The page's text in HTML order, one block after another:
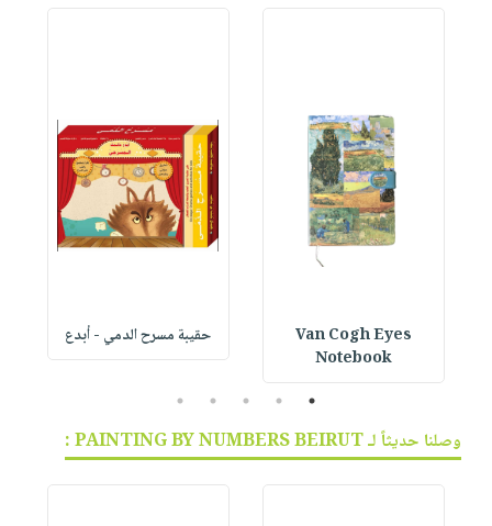
Van Cogh Eyes
Notebook
حقيبة مسرح الدمي - أبدع
1
2
3
4
5
وصلنا حديثاً لـ PAINTING BY NUMBERS BEIRUT :